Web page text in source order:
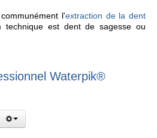
l'extraction de la dent
est dent de sagesse ou
Waterpik®